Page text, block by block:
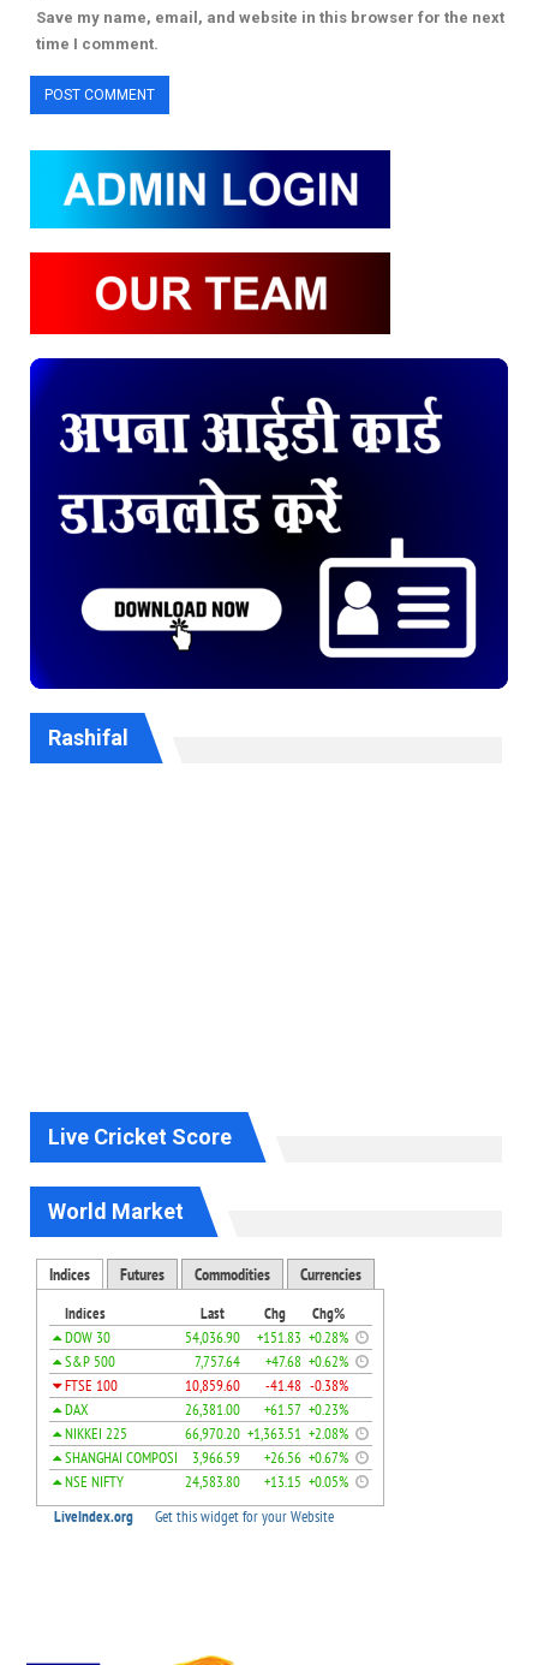
Save my name, email, and website in this browser for the next
time I comment.
Rashifal
Live Cricket Score
World Market